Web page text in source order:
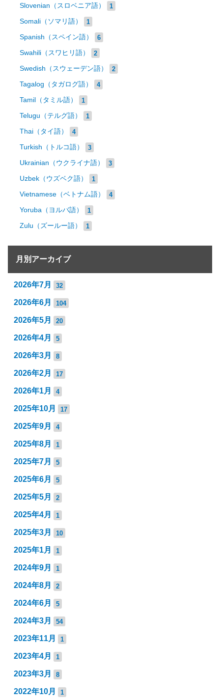
Slovenian（スロベニア語） 1
Somali（ソマリ語） 1
Spanish（スペイン語） 6
Swahili（スワヒリ語） 2
Swedish（スウェーデン語） 2
Tagalog（タガログ語） 4
Tamil（タミル語） 1
Telugu（テルグ語） 1
Thai（タイ語） 4
Turkish（トルコ語） 3
Ukrainian（ウクライナ語） 3
Uzbek（ウズベク語） 1
Vietnamese（ベトナム語） 4
Yoruba（ヨルバ語） 1
Zulu（ズールー語） 1
月別アーカイブ
2026年7月 32
2026年6月 104
2026年5月 20
2026年4月 5
2026年3月 8
2026年2月 17
2026年1月 4
2025年10月 17
2025年9月 4
2025年8月 1
2025年7月 5
2025年6月 5
2025年5月 2
2025年4月 1
2025年3月 10
2025年1月 1
2024年9月 1
2024年8月 2
2024年6月 5
2024年3月 54
2023年11月 1
2023年4月 1
2023年3月 8
2022年10月 1